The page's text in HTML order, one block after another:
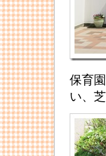
保育
い、